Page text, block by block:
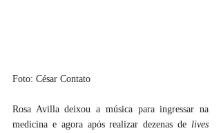
Foto: César Contato
Rosa Avilla deixou a música para ingressar na
medicina e agora após realizar dezenas de lives